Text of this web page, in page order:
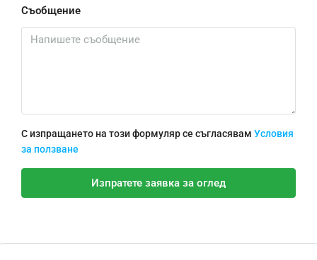
Съобщение
С изпращането на този формуляр се съгласявам Условия
за ползване
Изпратете заявка за оглед